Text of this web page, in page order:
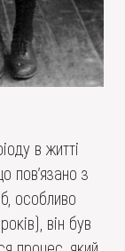
в житті
пов’язано з
особливо
він був